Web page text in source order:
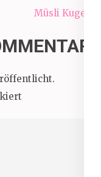
Müsli Kugeln